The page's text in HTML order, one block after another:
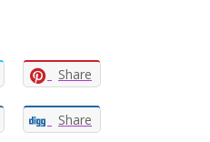
Share
Share